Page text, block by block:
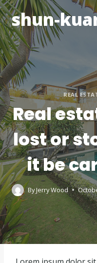
Skip
to
content
shun-
REAL
Real
lost or
it be
ByJerry Wood